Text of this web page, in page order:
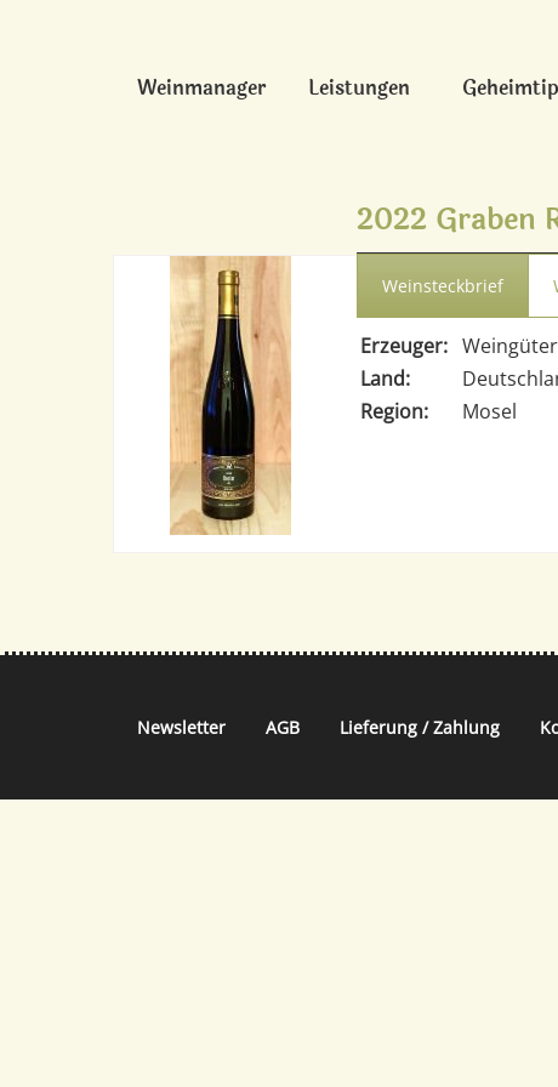
Weinmanager Leistungen
2022 Graben
Weinsteckbrief
Erzeuger:
Land:
Region:
Mosel
Newsletter AGB Lieferung / Zahlung